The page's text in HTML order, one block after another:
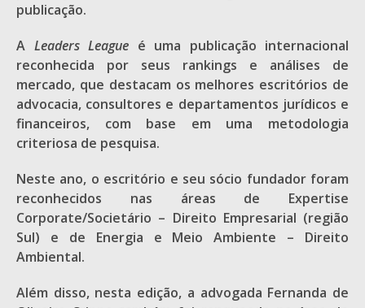
publicação.
A Leaders League é uma publicação internacional
reconhecida por seus rankings e análises de
mercado, que destacam os melhores escritórios de
advocacia, consultores e departamentos jurídicos e
financeiros, com base em uma metodologia
criteriosa de pesquisa.
Neste ano, o escritório e seu sócio fundador foram
reconhecidos nas áreas de Expertise
Corporate/Societário – Direito Empresarial (região
Sul) e de Energia e Meio Ambiente – Direito
Ambiental.
Além disso, nesta edição, a advogada Fernanda de